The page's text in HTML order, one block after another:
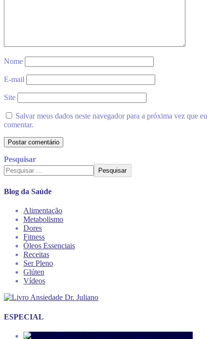
Nome
E-mail
Site
Salvar meus dados neste navegador para a próxima vez que eu
comentar.
Pesquisar
Pesquisar
Blog da Saúde
Alimentação
Metabolismo
Dores
Fitness
Óleos Essenciais
Receitas
Ser Pleno
Glúten
Vídeos
ESPECIAL